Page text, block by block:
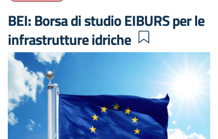
BEI: Borsa di studio EIBURS per le
infrastrutture idriche